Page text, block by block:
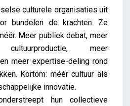
vliegwiel voor innovatie
culturele organisaties uit
bundelen de krachten. Ze
Meer publiek debat, meer
meer
meer expertise-deling rond
Kortom: méér cultuur als
innovatie.
hun collectieve